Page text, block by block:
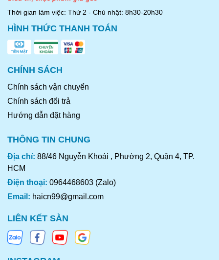
Thời gian làm việc: Thứ 2 - Chủ nhật: 8h30-20h30
HÌNH THỨC THANH TOÁN
CHÍNH SÁCH
Chính sách vận chuyển
Chính sách đổi trả
Hướng dẫn đặt hàng
THÔNG TIN CHUNG
Địa chỉ: 88/46 Nguyễn Khoái , Phường 2, Quận 4, TP.
HCM
Điện thoại: 0964468603 (Zalo)
Email: haicn99@gmail.com
LIÊN KẾT SÀN